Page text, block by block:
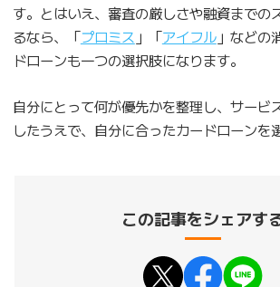
す。とはいえ、審査の厳しさや融資までの
るなら、「プロミス 」「アイフル」などの
ドローンも一つの選択肢になります。
自分にとって何が優先かを整理し、サービ
したうえで、自分に合ったカードローンを
この記事をシェアす